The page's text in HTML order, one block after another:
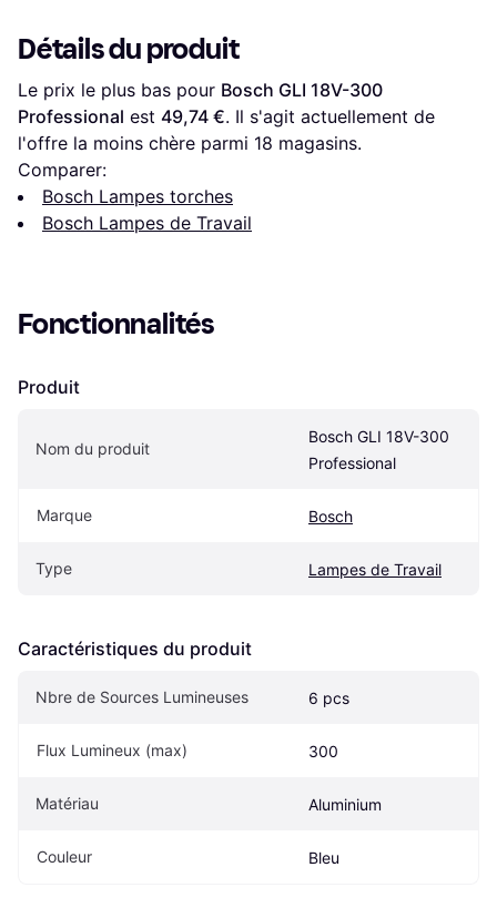
Détails du produit
Le prix le plus bas pour Bosch GLI 18V-300
Professional est 49,74 €. Il s'agit actuellement de
l'offre la moins chère parmi 18 magasins.
Comparer:
Bosch Lampes torches
Bosch Lampes de Travail
Fonctionnalités
Produit
Nom du produit
Bosch GLI 18V-300
Professional
Marque Bosch
Type Lampes de Travail
Caractéristiques du produit
Nbre de Sources Lumineuses 6 pcs
Flux Lumineux (max) 300
Matériau Aluminium
Couleur Bleu